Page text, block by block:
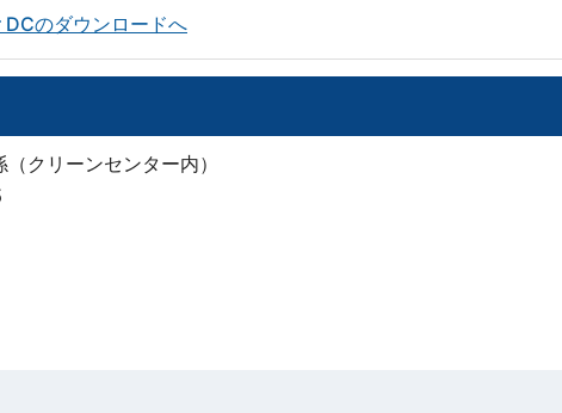
のダウンロードへ
クリーンセンター内）